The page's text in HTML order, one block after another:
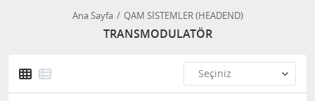
Ana Sayfa QAM SİSTEMLER (HEADEND)
TRANSMODULATÖR